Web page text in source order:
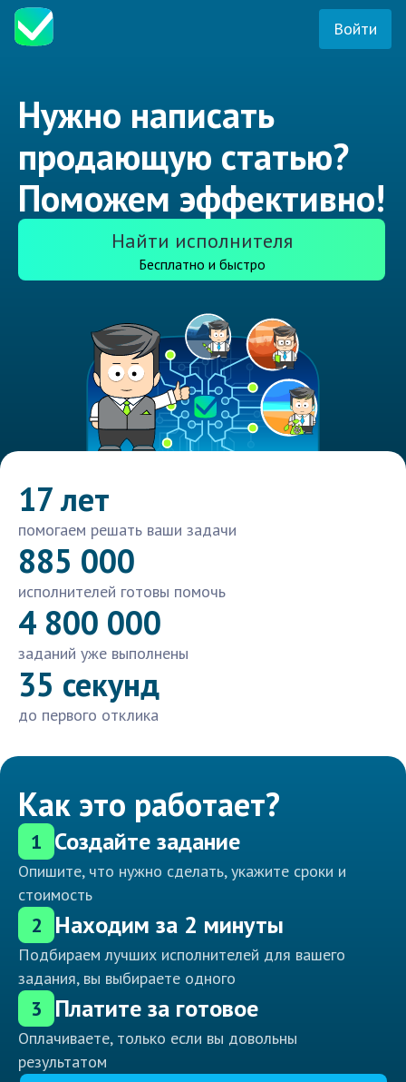
Войти
Нужно написать
продающую статью?
Поможем эффективно!
Найти исполнителя
Бесплатно и быстро
17 лет
помогаем решать ваши задачи
885 000
исполнителей готовы помочь
4 800 000
заданий уже выполнены
35 секунд
до первого отклика
Как это работает?
1 Создайте задание
Опишите, что нужно сделать, укажите сроки и
стоимость
2 Находим за 2 минуты
Подбираем лучших исполнителей для вашего
задания, вы выбираете одного
3 Платите за готовое
Оплачиваете, только если вы довольны
результатом